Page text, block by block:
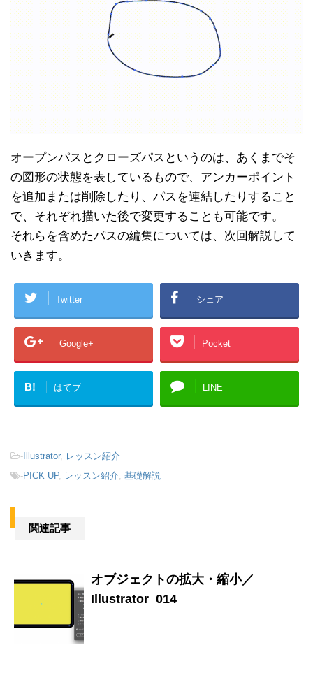
オープンパスとクローズパスというのは、あくまでそ
の図形の状態を表しているもので、アンカーポイント
を追加または削除したり、パスを連結したりすること
で、それぞれ描いた後で変更することも可能です。
それらを含めたパスの編集については、次回解説して
いきます。
Twitter シェア
Google+ Pocket
B! はてブ LINE
-Illustrator, レッスン紹介
-PICK UP, レッスン紹介 基礎解説
関連記事
オブジェクトの拡大・縮小／
Illustrator_014